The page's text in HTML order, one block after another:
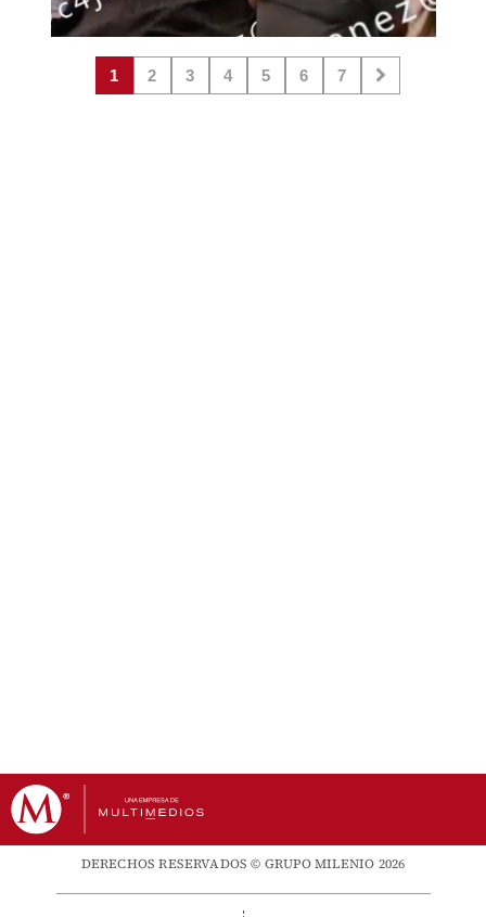
1 2 3 4 5 6 7
DERECHOS RESERVADOS © GRUPO MILENIO 2026